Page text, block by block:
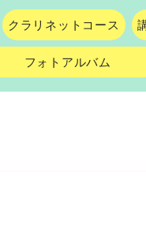
クラリネットコース
フォトアルバム